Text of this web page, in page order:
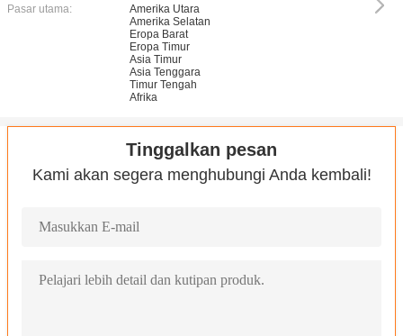
Pasar utama:
Amerika Utara
Amerika Selatan
Eropa Barat
Eropa Timur
Asia Timur
Asia Tenggara
Timur Tengah
Afrika
Tinggalkan pesan
Kami akan segera menghubungi Anda kembali!